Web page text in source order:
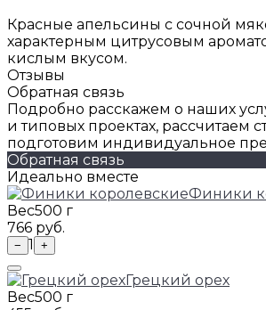
Красные апельсины с сочной
характерным цитрусовым
кислым вкусом.
Отзывы
Обратная связь
Подробно расскажем о наших
и типовых проектах, рассчитаем
подготовим индивидуальное
Обратная связь
Идеально вместе
Финики
Вес500 г
766 руб.
− 1 +
Грецкий орех
Вес500 г